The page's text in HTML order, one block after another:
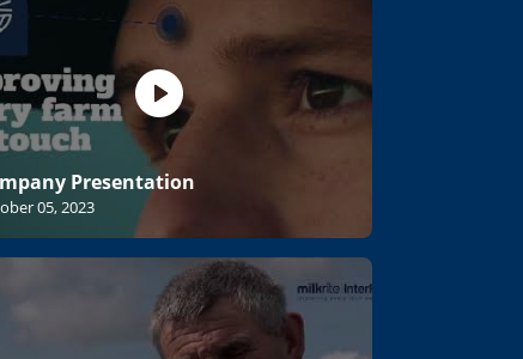
Presentation
05, 2023